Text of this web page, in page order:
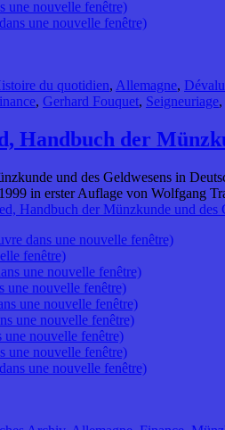
une nouvelle fenêtre)
une nouvelle fenêtre)
du quotidien, Allemagne,
, Gerhard Fouquet, Seigneuriage,
Handbuch der
und des Geldwesens in
in erster Auflage von Wolfgang
Handbuch der Münzkunde und des
dans une nouvelle fenêtre)
fenêtre)
une nouvelle fenêtre)
une nouvelle fenêtre)
une nouvelle fenêtre)
une nouvelle fenêtre)
une nouvelle fenêtre)
une nouvelle fenêtre)
une nouvelle fenêtre)